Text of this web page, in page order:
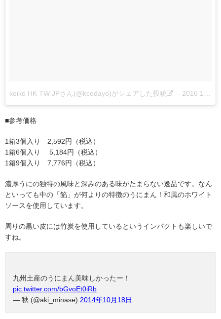
keiko HK TW JPさん(@kcodayo)がシェアした投稿 – 2016 10月 7 10:11午後 PDT
■参考価格
1箱3個入り 2,592円（税込）
1箱6個入り 5,184円（税込）
1箱9個入り 7,776円（税込）
濃厚うにの独特の風味と深みのある味がたまらない逸品です。なん
といっても中の「餡」が何よりの特徴のうにまん！和風のホワイト
ソースを使用しています。
周りの黒い皮には竹炭を使用しているというインパクトも楽しいで
すね。
九州土産のうにまん美味しかったー！
pic.twitter.com/bGvoEt0iRb
— 秋 (@aki_minase) 2014年10月18日